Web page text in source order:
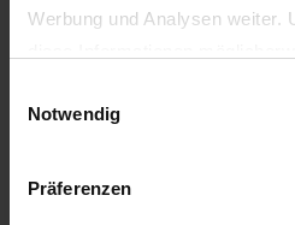
Werbung und Analysen weiter.
sie im Rahmen Ihrer Nutzung
Wir setzen im Rahmen des
in Drittländern außerhalb der
Notwendig
Präferenzen
segadora-